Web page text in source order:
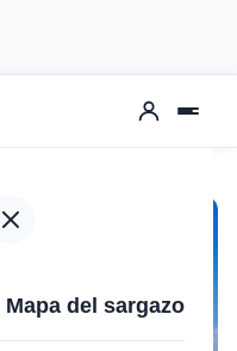
Mapa del sargazo